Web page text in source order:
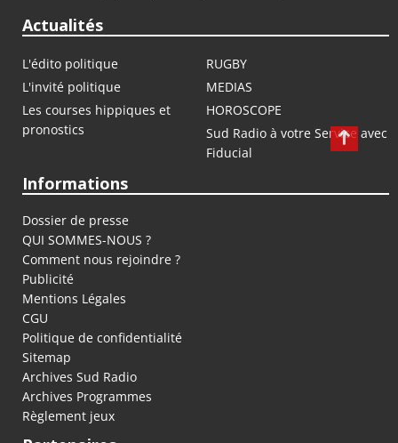
Actualités
L'édito politique
RUGBY
L'invité politique
MEDIAS
Les courses hippiques et
pronostics
HOROSCOPE
Sud Radio à votre Service avec
Fiducial
Informations
Dossier de presse
QUI SOMMES-NOUS ?
Comment nous rejoindre ?
Publicité
Mentions Légales
CGU
Politique de confidentialité
Sitemap
Archives Sud Radio
Archives Programmes
Règlement jeux